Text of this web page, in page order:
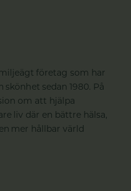
företag som har
sedan 1980. På
om att hjälpa
liv där en bättre hälsa,
mer hållbar värld